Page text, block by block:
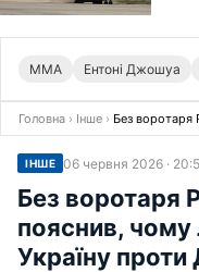
ММА Ентоні Джошуа
Головна › Інше › Без воротаря
ІНШЕ 06 червня 2026 ·
Без воротаря
пояснив, чому
Україну проти